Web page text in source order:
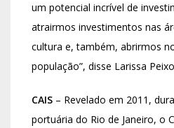
um potencial incrível de
atrairmos investimentos nas
cultura e, também, abrirmos
população”, disse Larissa
CAIS – Revelado em 2011,
portuária do Rio de Janeiro, o